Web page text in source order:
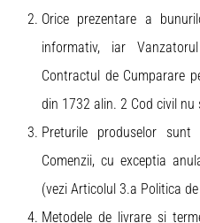
Orice prezentare a
informativ, iar
Contractul de Cumparare
din 1732 alin. 2 Cod civil nu
Preturile produselor
Comenzii, cu exceptia
(vezi Articolul 3.a Politica
Metodele de livrare si